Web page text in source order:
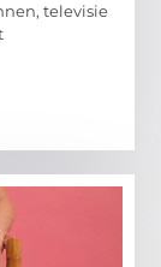
televisie